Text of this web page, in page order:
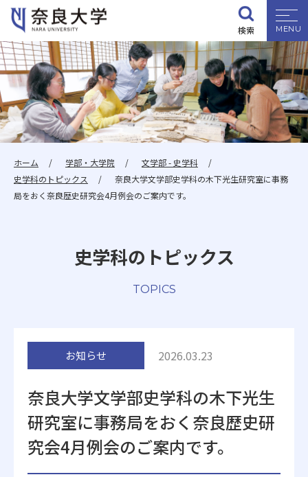
検索
大学紹介
学部・大学院
学生生活
受験生の方へ 在学生の方へ
ホーム 学部・大学院
文学部 - 史学科
史学科のトピックス
奈良大学文学部史学科の木下光生研究室に事務
局をおく奈良歴史研究会4月例会のご案内です。
史学科のトピックス
TOPICS
お知らせ 2026.03.23
奈良大学文学部史学科の木下光生
研究室に事務局をおく奈良歴史研
究会4月例会のご案内です。